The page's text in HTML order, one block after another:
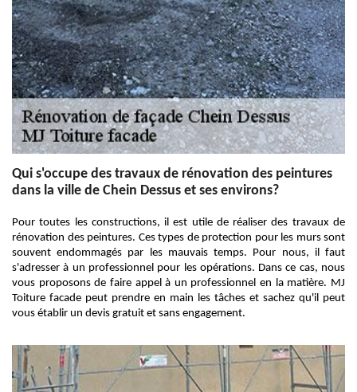
Qui s'occupe des travaux de rénovation des peintures
dans la ville de Chein Dessus et ses environs?
Pour toutes les constructions, il est utile de réaliser des travaux de
rénovation des peintures. Ces types de protection pour les murs sont
souvent endommagés par les mauvais temps. Pour nous, il faut
s'adresser à un professionnel pour les opérations. Dans ce cas, nous
vous proposons de faire appel à un professionnel en la matière. MJ
Toiture facade peut prendre en main les tâches et sachez qu'il peut
vous établir un devis gratuit et sans engagement.